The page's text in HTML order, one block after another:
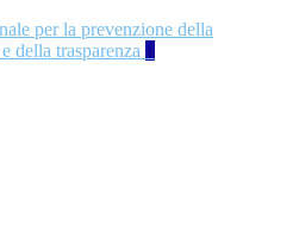
per la prevenzione della
della trasparenza 4